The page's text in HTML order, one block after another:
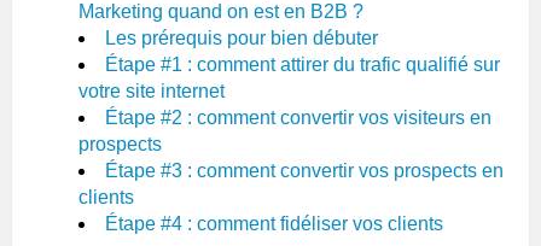
Marketing quand on est en B2B ?
Les prérequis pour bien débuter
Étape #1 : comment attirer du trafic qualifié sur
votre site internet
Étape #2 : comment convertir vos visiteurs en
prospects
Étape #3 : comment convertir vos prospects en
clients
Étape #4 : comment fidéliser vos clients